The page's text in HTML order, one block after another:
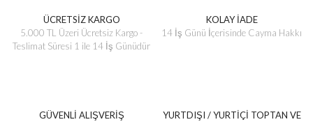
ÜCRETSİZ KARGO
5.000 TL Üzeri Ücretsiz Kargo -
Teslimat Süresi 1 ile 14 İş Günüdür
KOLAY İADE
14 İş Günü İçerisinde Cayma Hakkı
GÜVENLİ ALIŞVERİŞ
YURTDIŞI / YURTİÇİ TOPTAN VE